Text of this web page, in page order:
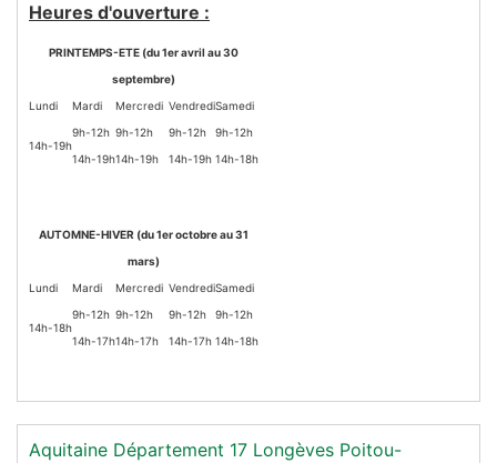
Heures d'ouverture :
PRINTEMPS-ETE (du 1er avril au 30
septembre)
Lundi
Mardi Mercredi VendrediSamedi
14h-19h
9h-12h
14h-19h
9h-12h
14h-19h
9h-12h
14h-19h
9h-12h
14h-18h
AUTOMNE-HIVER (du 1er octobre au 31
mars)
Lundi
Mardi Mercredi VendrediSamedi
14h-18h
9h-12h
14h-17h
9h-12h
14h-17h
9h-12h
14h-17h
9h-12h
14h-18h
Aquitaine Département 17 Longèves Poitou-